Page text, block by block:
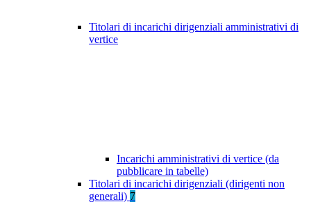
Titolari di incarichi dirigenziali amministrativi di
vertice
Incarichi amministrativi di vertice (da
pubblicare in tabelle)
Titolari di incarichi dirigenziali (dirigenti non
generali) 7